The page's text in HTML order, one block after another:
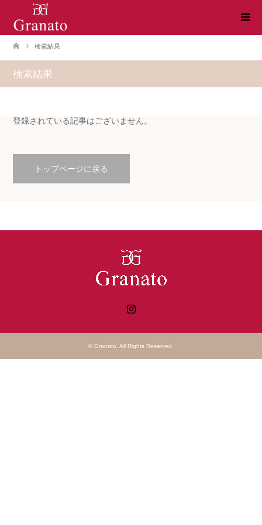
検索結果
検索結果
登録されている記事はございません。
トップページに戻る
© Granato . All Rights Reserved.